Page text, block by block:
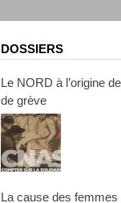
DOSSIERS
Le NORD à l’origine
de grève
La cause des femmes